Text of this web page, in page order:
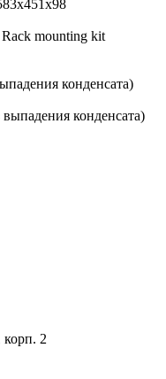
mounting kit
конденсата)
конденсата)
корп. 2